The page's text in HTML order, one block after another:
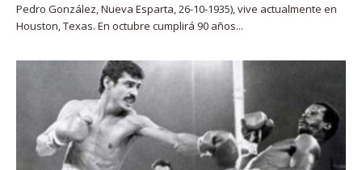
Pedro González, Nueva Esparta, 26-10-1935), vive actualmente en
Houston, Texas. En octubre cumplirá 90 años...